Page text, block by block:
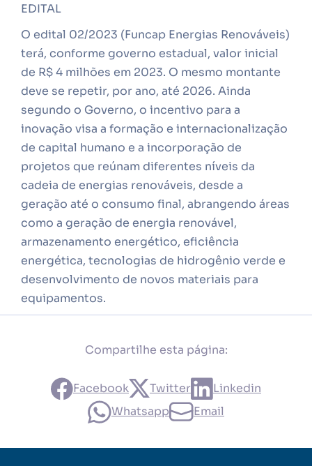
EDITAL
O edital 02/2023 (Funcap Energias Renováveis)
terá, conforme governo estadual, valor inicial
de R$ 4 milhões em 2023. O mesmo montante
deve se repetir, por ano, até 2026. Ainda
segundo o Governo, o incentivo para a
inovação visa a formação e internacionalização
de capital humano e a incorporação de
projetos que reúnam diferentes níveis da
cadeia de energias renováveis, desde a
geração até o consumo final, abrangendo áreas
como a geração de energia renovável,
armazenamento energético, eficiência
energética, tecnologias de hidrogênio verde e
desenvolvimento de novos materiais para
equipamentos.
Compartilhe esta página:
Facebook Twitter
Linkedin
Whatsapp
Email